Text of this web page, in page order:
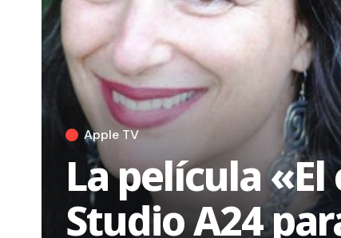
Apple TV
La película
Studio A24